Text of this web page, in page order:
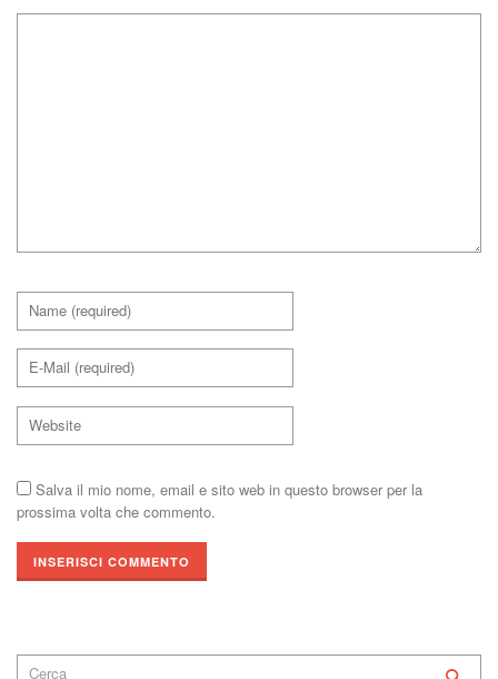
Salva il mio nome, email e sito web in questo browser per la
prossima volta che commento.